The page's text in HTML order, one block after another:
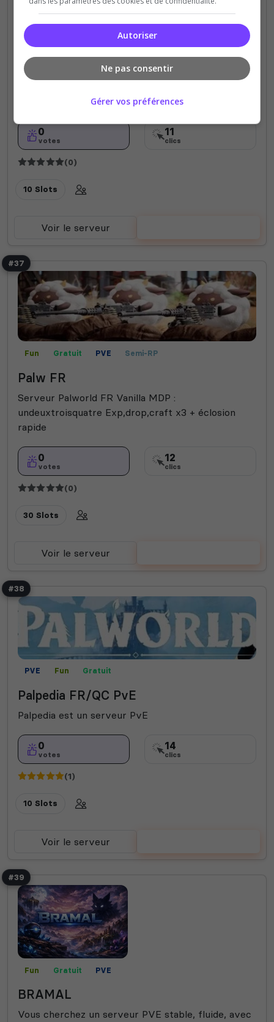
Fun
Le CheckPoint
à rejoindre notre discord pour ne rien manqué .
0
votes
11
clics
(0)
10 Slots
Voir le serveur
#37
Fun Gratuit PVE Semi-RP
Palw FR
Serveur Palworld FR Vanilla MDP :
undeuxtroisquatre Exp,drop,craft x3 + éclosion
rapide
0
votes
12
clics
(0)
30 Slots
Voir le serveur
#38
PVE Fun Gratuit
Palpedia FR/QC PvE
Palpedia est un serveur PvE
0
votes
14
clics
(1)
10 Slots
Voir le serveur
#39
Fun Gratuit PVE
BRAMAL
Vous cherchez un serveur PVE stable, fluide, avec
Autoriser
Ne pas consentir
Gérer vos préférences